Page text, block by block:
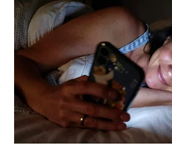
WAHANANEWS
WAHANA
SPORT
WAHANA
UMKM